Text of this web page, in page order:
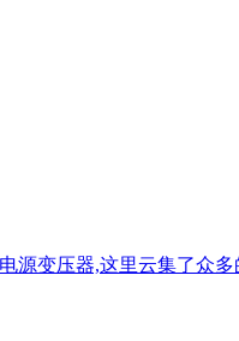
源变压器,这里云集了众多